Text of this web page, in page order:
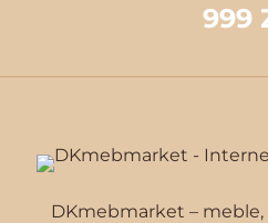
999
DKmebmarket –